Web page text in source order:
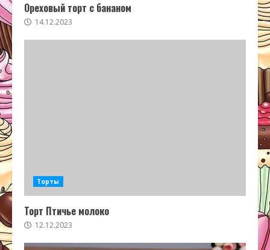
Ореховый торт с бананом
14.12.2023
Торты
Торт Птичье молоко
12.12.2023